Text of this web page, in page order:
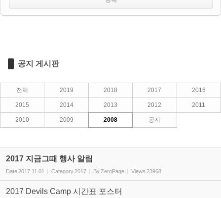
공지 게시판
전체 2019 2018 2017 2016
2015 2014 2013 2012 2011
2010 2009 2008 공지
2017 지금그때 행사 알림
Date2017.11.01 Category2017 By ZeroPage Views 23968
2017 Devils Camp 시간표 포스터